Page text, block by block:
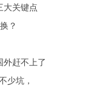
大关键点
？
外赶不上了
少坑，